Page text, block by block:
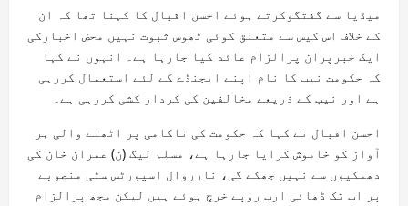
میڈیا سے گفتگوکرتے ہوئے احسن اقبال کا کہنا تھا کہ ان
کے خلاف اس کیس سے متعلق کوئی ٹھوس ثبوت نہیں محض اخبارکی
ایک خبرپران پرالزام عائد کیا جارہا ہے۔ انہوں نے کہا
کہ حکومت نیب کا نام اپنے ایجنڈے کے لئے استعمال کررہی
ہے اور نیب کے ذریعے مخالفین کی کردار کشی کررہی ہے۔
احسن اقبال نے کہا کہ حکومت کی ناکامی پر اٹھنے والی ہر
آواز کو خاموش کرایا جارہا ہے، مسلم لیگ (ن) عمران خان کی
دھمکیوں سے نہیں جھکے گی، نارروال اسپورٹس سٹی منصوبے
پر اب تک ڈھائی ارب روپے خرچ ہوئے ہیں لیکن مجھ پرالزام